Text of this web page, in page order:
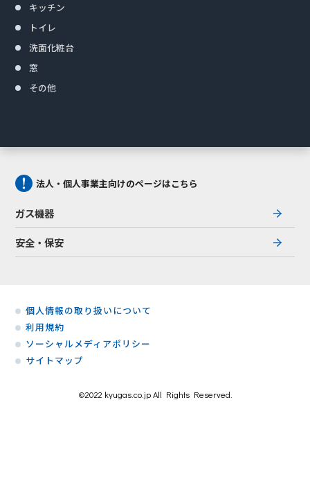
キッチン
トイレ
洗面化粧台
窓
その他
法人・個人事業主向けのページはこちら
ガス機器
安全・保安
個人情報の取り扱いについて
利用規約
ソーシャルメディアポリシー
サイトマップ
©2022 kyugas.co.jp All Rights Reserved.